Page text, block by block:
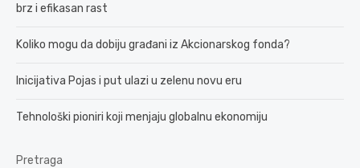
brz i efikasan rast
Koliko mogu da dobiju građani iz Akcionarskog fonda?
Inicijativa Pojas i put ulazi u zelenu novu eru
Tehnološki pioniri koji menjaju globalnu ekonomiju
Pretraga